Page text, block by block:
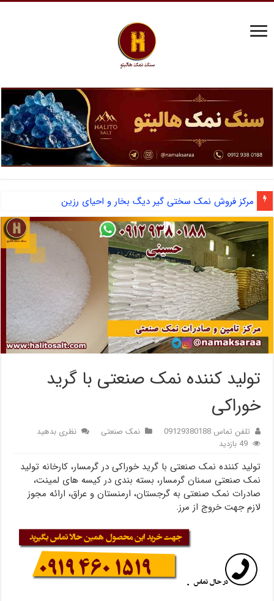
مرکز فروش نمک سختی گیر دیگ بخار و احیای رزین
تولید کننده نمک صنعتی با گرید
خوراکی
تلفن تماس 09129380188 نمک صنعتی
نظری بدهید
49 بازدید
تولید کننده نمک صنعتی با گرید خوراکی در گرمسار، کارخانه تولید
نمک صنعتی سمنان گرمسار، بسته بندی در کیسه های لمینت،
صادرات نمک صنعتی به گرجستان، ارمنستان و عراق، ارائه مجوز
لازم جهت خروج از مرز.